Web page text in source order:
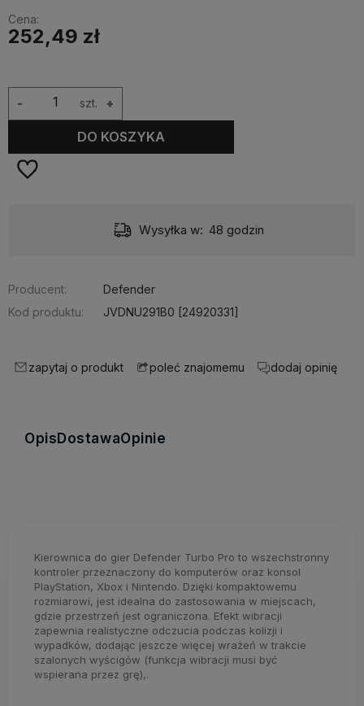
Cena:
252,49 zł
szt. +
-
DO KOSZYKA
Wysyłka w: 48 godzin
Producent:
Defender
Kod produktu:
JVDNU291B0 [24920331]
zapytaj o produkt poleć znajomemu dodaj opinię
OpisDostawaOpinie
Kierownica do gier Defender Turbo Pro to wszechstronny
kontroler przeznaczony do komputerów oraz konsol
PlayStation, Xbox i Nintendo. Dzięki kompaktowemu
rozmiarowi, jest idealna do zastosowania w miejscach,
gdzie przestrzeń jest ograniczona. Efekt wibracji
zapewnia realistyczne odczucia podczas kolizji i
wypadków, dodając jeszcze więcej wrażeń w trakcie
szalonych wyścigów (funkcja wibracji musi być
wspierana przez grę),.